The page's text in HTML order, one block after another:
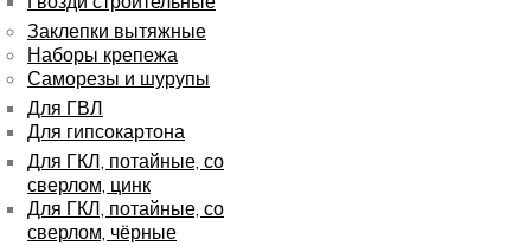
Заклепки вытяжные
Наборы крепежа
Саморезы и шурупы
Для ГВЛ
Для гипсокартона
Для ГКЛ, потайные, со
сверлом, цинк
Для ГКЛ, потайные, со
сверлом, чёрные